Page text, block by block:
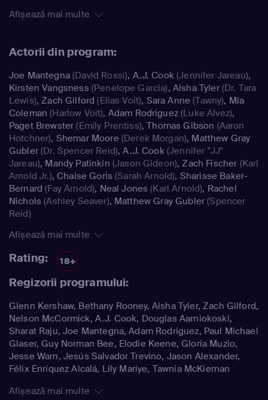
Afișează mai multe
Actorii din program:
Joe Mantegna(David Rossi), A.J. Cook(Jennifer Jareau),
Kirsten Vangsness (Penelope Garcia), Aisha Tyler(Dr. Tara
Lewis),Zach Gilford (Elias Voit), Sara Anne (Tawny), Mia
Coleman (Harlow Voit), Adam Rodriguez(Luke Alvez),
Paget Brewster (Emily Prentiss),Thomas Gibson (Aaron
Hotchner), Shemar Moore (Derek Morgan), Matthew Gray
Gubler(Dr. Spencer Reid),A.J. Cook(Jennifer "JJ"
Jareau), Mandy Patinkin (Jason Gideon),Zach Fischer (Karl
Arnold Jr.),Chaise Goris (Sarah Arnold), Sharisse Baker-
Bernard (Fay Arnold), Neal Jones (Karl Arnold), Rachel
Nichols (Ashley Seaver), Matthew Gray Gubler (Spencer
Reid)
Afișează mai multe
Rating: 18+
Regizorii programului:
Glenn Kershaw, Bethany Rooney, Aisha Tyler, Zach Gilford,
Nelson McCormick, A.J. Cook, Douglas Aarniokoski,
Sharat Raju, Joe Mantegna, Adam Rodriguez, Paul Michael
Glaser, Guy Norman Bee, Elodie Keene, Gloria Muzio,
Jesse Warn, Jesús Salvador Trevino, Jason Alexander,
Félix Enríquez Alcalá, Lily Mariye, Tawnia McKiernan
Afișează mai multe